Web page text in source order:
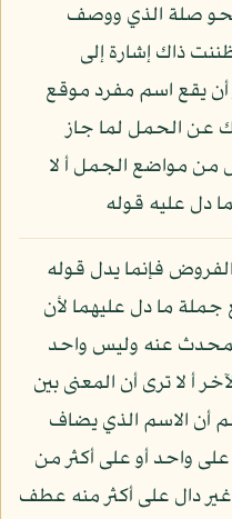
نحو صلة الذي ووصف
ذاك إشارة إلى
يقع اسم مفرد موقع
عن الحمل لما جاز
من مواضع الجمل أ لا
دل عليه قوله
فإنما يدل قوله
ما دل عليهما لأن
عنه وليس واحد
أ لا ترى أن المعنى بين
أن الاسم الذي يضاف
على واحد أو على أكثر من
غير دال على أكثر منه عطف